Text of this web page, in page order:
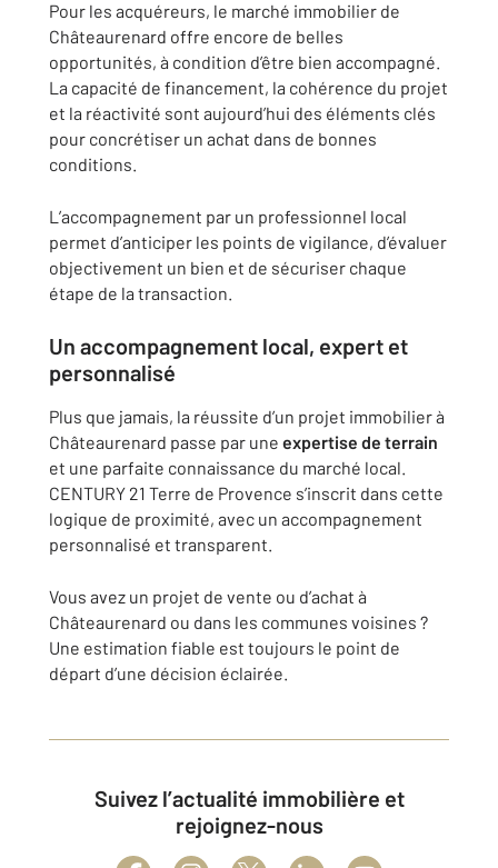
Pour les acquéreurs, le marché immobilier de
Châteaurenard offre encore de belles
opportunités, à condition d’être bien accompagné.
La capacité de financement, la cohérence du projet
et la réactivité sont aujourd’hui des éléments clés
pour concrétiser un achat dans de bonnes
conditions.
L’accompagnement par un professionnel local
permet d’anticiper les points de vigilance, d’évaluer
objectivement un bien et de sécuriser chaque
étape de la transaction.
Un accompagnement local, expert et
personnalisé
Plus que jamais, la réussite d’un projet immobilier à
Châteaurenard passe par une expertise de terrain
et une parfaite connaissance du marché local.
CENTURY 21 Terre de Provence s’inscrit dans cette
logique de proximité, avec un accompagnement
personnalisé et transparent.
Vous avez un projet de vente ou d’achat à
Châteaurenard ou dans les communes voisines ?
Une estimation fiable est toujours le point de
départ d’une décision éclairée.
Suivez l’actualité immobilière et
rejoignez-nous